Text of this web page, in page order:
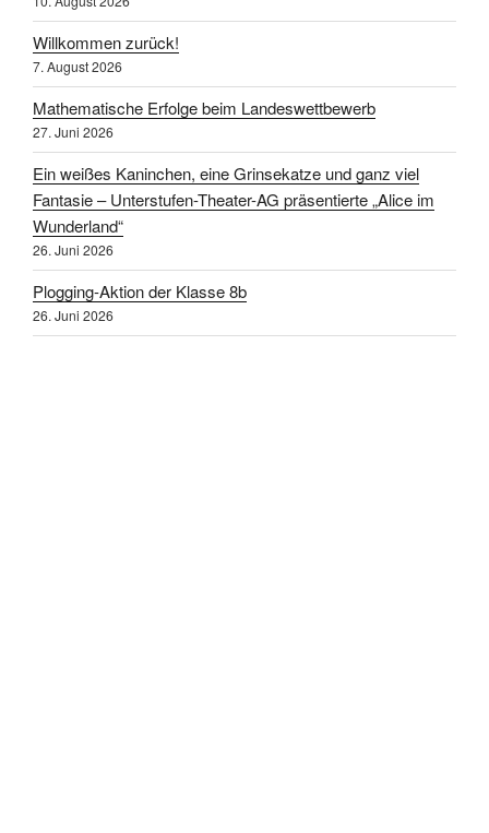
Willkommen zurück!
7. August 2026
Mathematische Erfolge beim Landeswettbewerb
27. Juni 2026
Ein weißes Kaninchen, eine Grinsekatze und ganz viel
Fantasie – Unterstufen-Theater-AG präsentierte „Alice im
Wunderland“
26. Juni 2026
Plogging-Aktion der Klasse 8b
26. Juni 2026